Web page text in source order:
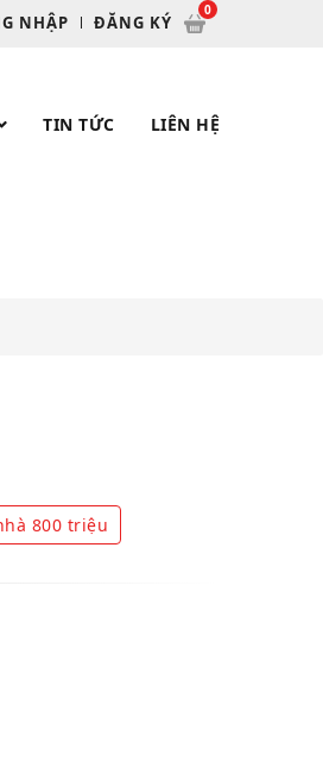
NHẬP ĐĂNG KÝ
TIN TỨC LIÊN HỆ
800 triệu